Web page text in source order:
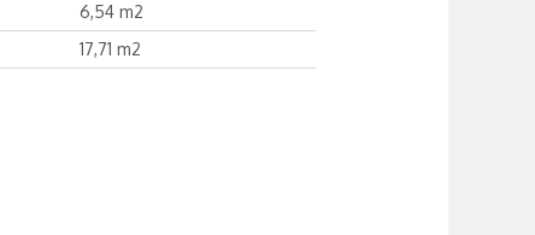
6,54 m2
17,71 m2